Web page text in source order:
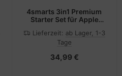
4smarts 3in1 Premium
Starter Set für Apple
Lieferzeit: ab Lager, 1-3
Tage
34,99 €